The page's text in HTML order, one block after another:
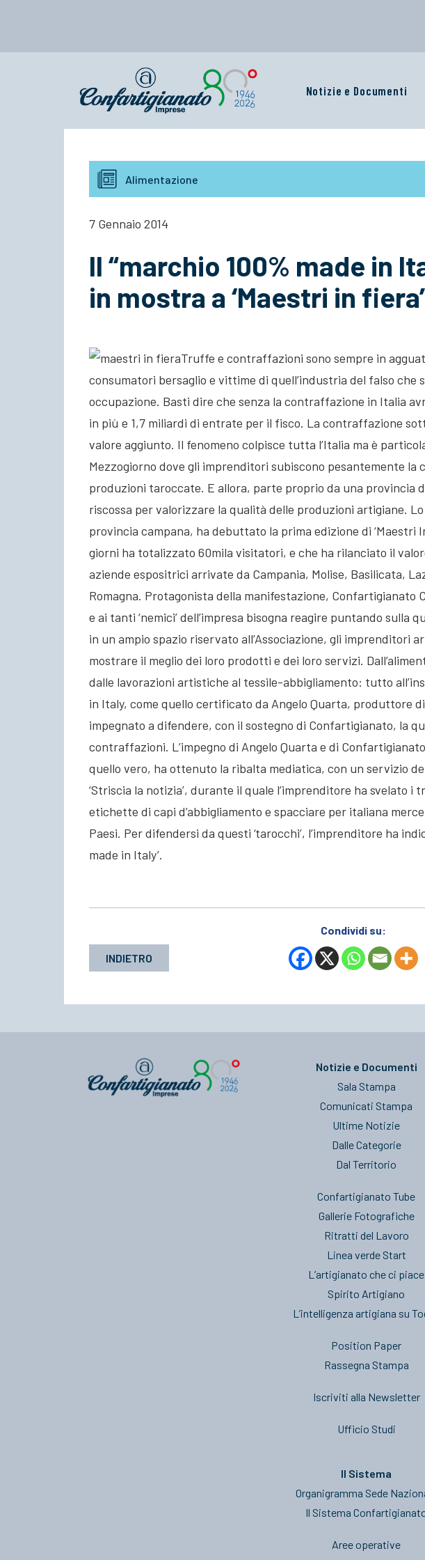
Notizie e Documenti
Alimentazione
7 Gennaio 2014
Il “marchio 100% made in
in mostra a ‘Maestri in fiera’
Truffe e contraffazioni sono sempre in
consumatori bersaglio e vittime di quell’industria del falso che
occupazione. Basti dire che senza la contraffazione in Italia
in più e 1,7 miliardi di entrate per il fisco. La contraffazione
valore aggiunto. Il fenomeno colpisce tutta l’Italia ma è
Mezzogiorno dove gli imprenditori subiscono pesantemente la
produzioni taroccate. E allora, parte proprio da una provincia
riscossa per valorizzare la qualità delle produzioni artigiane.
provincia campana, ha debuttato la prima edizione di ‘Maestri
giorni ha totalizzato 60mila visitatori, e che ha rilanciato il
aziende espositrici arrivate da Campania, Molise, Basilicata,
Romagna. Protagonista della manifestazione, Confartigianato
e ai tanti ‘nemici’ dell’impresa bisogna reagire puntando sulla
in un ampio spazio riservato all’Associazione, gli imprenditori
mostrare il meglio dei loro prodotti e dei loro servizi.
dalle lavorazioni artistiche al tessile-abbigliamento: tutto
in Italy, come quello certificato da Angelo Quarta, produttore
impegnato a difendere, con il sostegno di Confartigianato, la
contraffazioni. L’impegno di Angelo Quarta e di
quello vero, ha ottenuto la ribalta mediatica, con un servizio
‘Striscia la notizia’, durante il quale l’imprenditore ha svelato i
etichette di capi d’abbigliamento e spacciare per italiana
Paesi. Per difendersi da questi ‘tarocchi’, l’imprenditore ha
made in Italy’.
INDIETRO
Condividi su:
Notizie e Documenti
Sala Stampa
Comunicati Stampa
Ultime Notizie
Dalle Categorie
Dal Territorio
Confartigianato Tube
Gallerie Fotografiche
Ritratti del Lavoro
Linea verde Start
L’artigianato che ci piace
Spirito Artigiano
L’intelligenza artigiana su
Position Paper
Rassegna Stampa
Iscriviti alla Newsletter
Ufficio Studi
Il Sistema
Organigramma Sede
Il Sistema
Aree operative